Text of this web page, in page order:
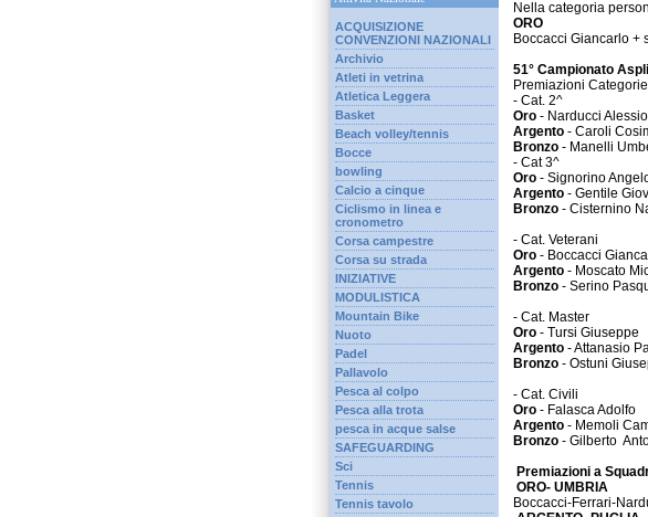
ACQUISIZIONE
CONVENZIONI NAZIONALI
Archivio
Atleti in vetrina
Atletica Leggera
Basket
Beach volley/tennis
Bocce
bowling
Calcio a cinque
Ciclismo in linea e
cronometro
Corsa campestre
Corsa su strada
INIZIATIVE
MODULISTICA
Mountain Bike
Nuoto
Padel
Pallavolo
Pesca al colpo
Pesca alla trota
pesca in acque salse
SAFEGUARDING
Sci
Tennis
Tennis tavolo
Nella categoria
ORO
Boccacci Giancarlo +
51° Campionato
Premiazioni
- Cat. 2^
Oro - Narducci Alessio
Argento - Caroli
Bronzo - Manelli
- Cat 3^
Oro - Signorino
Argento - Gentile
Bronzo - Cisternino
- Cat. Veterani
Oro - Boccacci
Argento - Moscato
Bronzo - Serino
- Cat. Master
Oro - Tursi Giuseppe
Argento - Attanasio
Bronzo - Ostuni
- Cat. Civili
Oro - Falasca Adolfo
Argento - Memoli
Bronzo - Gilberto
Premiazioni a
ORO- UMBRIA
Boccacci-Ferrari-